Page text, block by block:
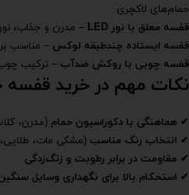
حمام‌های لاکچری
قفسه معلق با نور
– مدرن و جذاب،
قفسه ایستاده چندطبقه لوکس – مناسب
قفسه چوبی با روکش ضدآب – ترکیب
نکات مهم در خرید
✔ هماهنگی با دکوراسیون حمام (مدرن،
✔ انتخاب رنگ مناسب (مشکی مات، طلایی،
✔ مقاومت در برابر رطوبت و زنگ‌زدگی
✔ استحکام بالا برای نگهداری وسایل